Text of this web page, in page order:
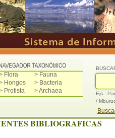
Flora
> Fauna
Hongos
> Bacteria
Protista
> Archaea
Ejs.:
/
BIBLIOGRAFICAS